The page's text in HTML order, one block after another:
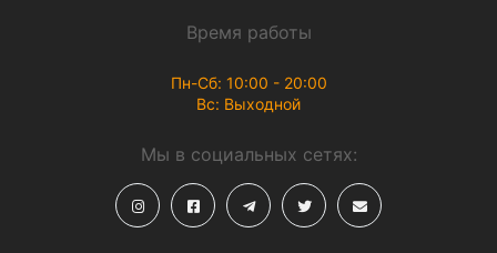
Время работы
Пн-Сб: 10:00 - 20:00
Вс: Выходной
Мы в социальных сетях: